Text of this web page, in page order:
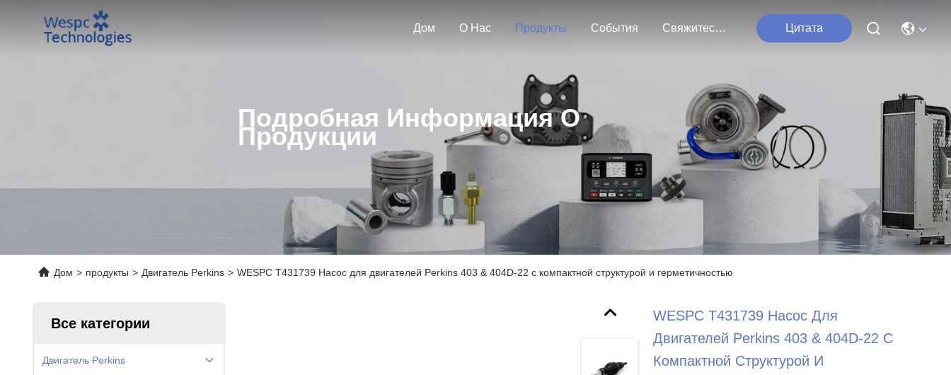
Дом О Нас Продукты События Свяжитесь Мы Цитата
Подробная Информация О
Продукции
Дом > продукты > Двигатель Perkins > WESPC T431739 Насос для двигателей Perkins 403 & 404D-22 с компактной структурой и герметичностью
Все категории
Двигатель Perkins
WESPC T431739 Насос Для
Двигателей Perkins 403 & 404D-22 С
Компактной Структурой И